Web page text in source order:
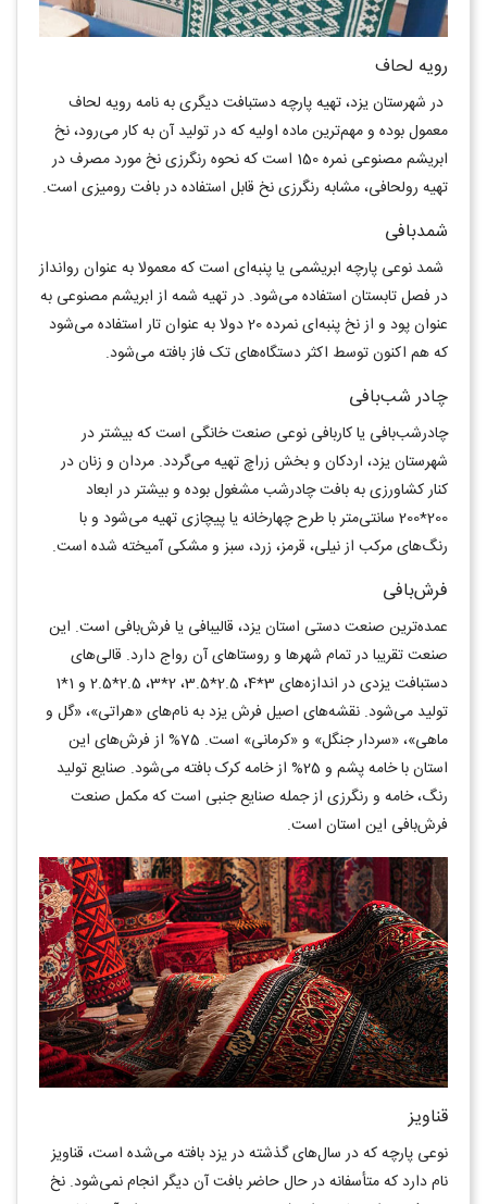
رویه لحاف
در شهرستان یزد، تهیه پارچه دستبافت دیگری به نامه رویه لحاف
معمول بوده و مهم‌ترین ماده اولیه که در تولید آن به کار می‌رود، نخ
ابریشم مصنوعی نمره 150 است که نحوه رنگرزی نخ مورد مصرف در
تهیه رولحافی، مشابه رنگرزی نخ قابل استفاده در بافت رومیزی است.
شمدبافی
شمد نوعی پارچه ابریشمی یا پنبه‌ای است که معمولا به عنوان روانداز
در فصل تابستان استفاده می‌شود. در تهیه شمه از ابریشم مصنوعی به
عنوان پود و از نخ پنبه‌ای نمرده 20 دولا به عنوان تار استفاده می‌شود
که هم اکنون توسط اکثر دستگاه‌های تک فاز بافته می‌شود.
چادر شب‌بافی
چادرشب‌بافی یا کاربافی نوعی صنعت خانگی است که بیشتر در
شهرستان یزد، اردکان و بخش زراچ تهیه می‌گردد. مردان و زنان در
کنار کشاورزی به بافت چادرشب مشغول بوده و بیشتر در ابعاد
200*200 سانتی‌متر با طرح چهارخانه یا پیچازی تهیه می‌شود و با
رنگ‌های مرکب از نیلی، قرمز، زرد، سبز و مشکی آمیخته شده است.
فرش‌بافی
عمده‌ترین صنعت دستی استان یزد، قالیبافی یا فرش‌بافی است. این
صنعت تقریبا در تمام شهرها و روستاهای آن رواج دارد. قالی‌های
دستبافت یزدی در اندازه‌های 3*4، 2.5*3.5، 2*3، 2.5*2.5 و 1*1
تولید می‌‌شود. نقشه‌های اصیل فرش یزد به نام‌های «هراتی»، «گل و
ماهی»، «سردار جنگل» و «کرمانی» است. 75% از فرش‌های این
استان با خامه پشم و 25% از خامه کرک بافته می‌شود. صنایع‌ تولید
رنگ، خامه و رنگرزی از جمله صنایع جنبی است که مکمل صنعت
فرش‌بافی این استان است.
قناویز
نوعی پارچه که در سال‌های گذشته در یزد بافته می‌شده است، قناویز
نام دارد که متأسفانه در حال حاضر بافت آن دیگر انجام نمی‌شود. نخ